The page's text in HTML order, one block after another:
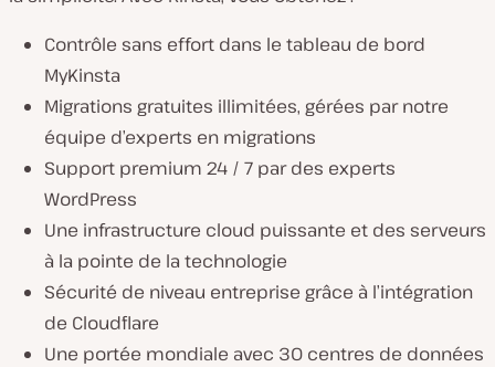
Contrôle sans effort dans le tableau de bord
MyKinsta
Migrations gratuites illimitées, gérées par notre
équipe d’experts en migrations
Support premium 24 / 7 par des experts
WordPress
Une infrastructure cloud puissante et des serveurs
à la pointe de la technologie
Sécurité de niveau entreprise grâce à l’intégration
de Cloudflare
Une portée mondiale avec 30 centres de données